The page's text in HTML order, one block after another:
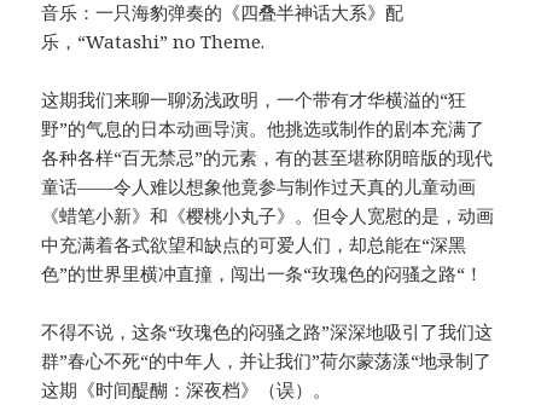
音乐：一只海豹弹奏的《四叠半神话大系》配
乐，“Watashi” no Theme.
这期我们来聊一聊汤浅政明，一个带有才华横溢的“狂
野”的气息的日本动画导演。他挑选或制作的剧本充满了
各种各样“百无禁忌”的元素，有的甚至堪称阴暗版的现代
童话——令人难以想象他竟参与制作过天真的儿童动画
《蜡笔小新》和《樱桃小丸子》。但令人宽慰的是，动画
中充满着各式欲望和缺点的可爱人们，却总能在“深黑
色”的世界里横冲直撞，闯出一条“玫瑰色的闷骚之路“！
不得不说，这条“玫瑰色的闷骚之路”深深地吸引了我们这
群”春心不死“的中年人，并让我们”荷尔蒙荡漾“地录制了
这期《时间醍醐：深夜档》（误）。